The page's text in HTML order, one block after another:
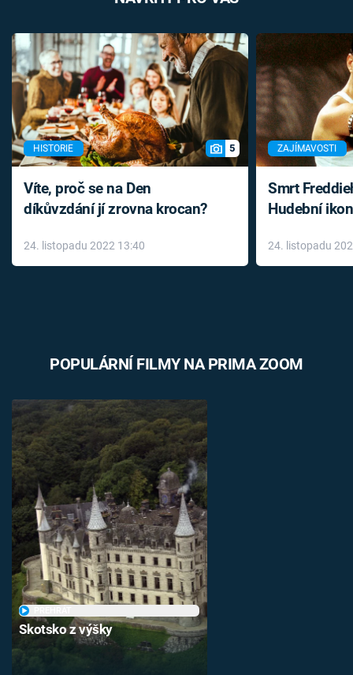
HISTORIE 5
Víte, proč se na Den
díkůvzdání jí zrovna krocan?
24. listopadu 2022 13:40
ZAJÍMAVOSTI
Smrt
Hudební
léky
24. listopadu
POPULÁRNÍ FILMY NA PRIMA ZOOM
Skotsko z výšky